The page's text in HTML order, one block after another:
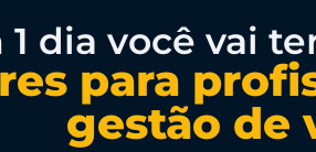
1 dia você vai
para
gestão de